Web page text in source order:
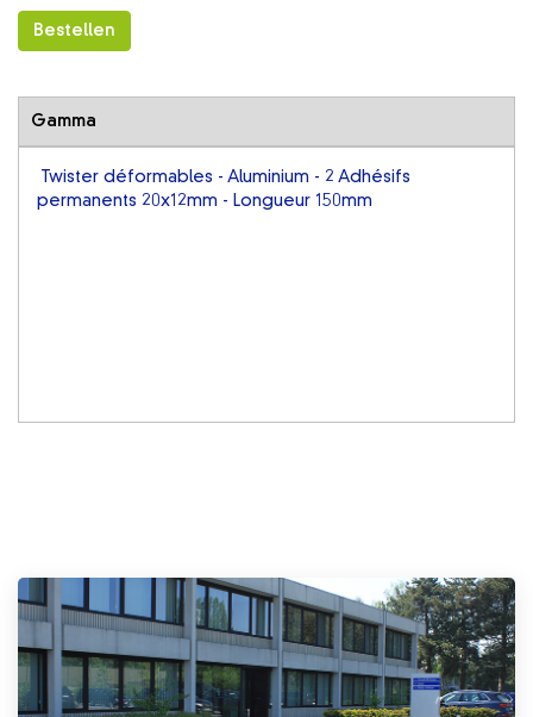
Bestellen
Gamma
Twister déformables - Aluminium - 2 Adhésifs
permanents 20x12mm - Longueur 150mm